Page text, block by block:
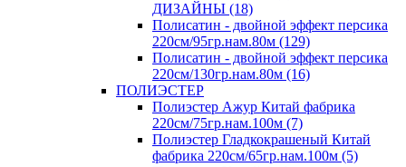
ДИЗАЙНЫ (18)
Полисатин - двойной эффект персика
220см/95гр.нам.80м (129)
Полисатин - двойной эффект персика
220см/130гр.нам.80м (16)
ПОЛИЭСТЕР
Полиэстер Ажур Китай фабрика
220см/75гр.нам.100м (7)
Полиэстер Гладкокрашеный Китай
фабрика 220см/65гр.нам.100м (5)